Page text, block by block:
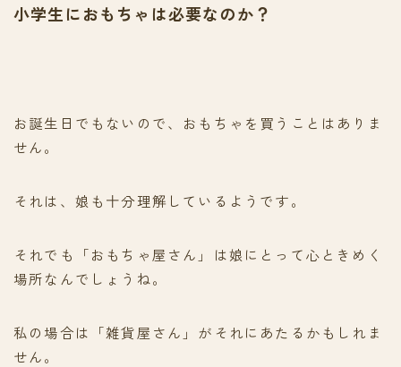
小学生におもちゃは必要なのか？
お誕生日でもないので、おもちゃを買うことはありま
せん。
それは、娘も十分理解しているようです。
それでも「おもちゃ屋さん」は娘にとって心ときめく
場所なんでしょうね。
私の場合は「雑貨屋さん」がそれにあたるかもしれま
せん。